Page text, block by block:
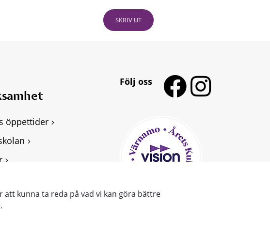
att kunna ta reda på vad vi kan göra bättre
SKRIV UT
öppettider
Följ oss